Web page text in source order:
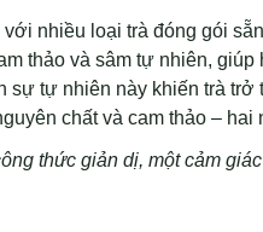
với nhiều loại trà đóng gói
thảo và sâm tự nhiên,
sự tự nhiên này khiến trà trở
chất và cam thảo – hai
thức giản dị, một cảm